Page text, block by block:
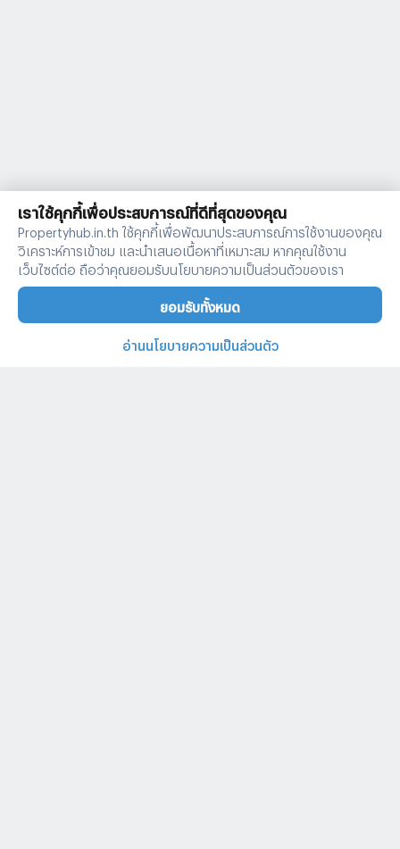
เราใช้คุกกี้เพื่อประสบการณ์ที่ดีที่สุดของคุณ
Propertyhub.in.th ใช้คุกกี้เพื่อพัฒนาประสบการณ์การใช้งานของคุณ
วิเคราะห์การเข้าชม และนำเสนอเนื้อหาที่เหมาะสม หากคุณใช้งาน
เว็บไซต์ต่อ ถือว่าคุณยอมรับนโยบายความเป็นส่วนตัวของเรา
ยอมรับทั้งหมด
อ่านนโยบายความเป็นส่วนตัว